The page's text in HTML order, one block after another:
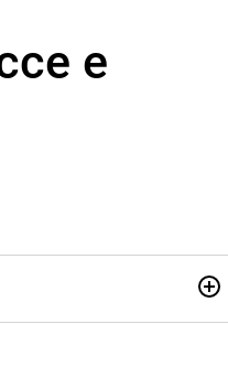
e
a Firenze Rifredi, corso di